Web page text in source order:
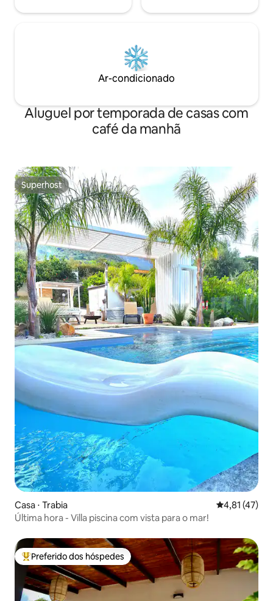
Ar-condicionado
Aluguel por temporada de casas com
café da manhã
Superhost
Superhost
Casa ⋅ Trabia 4,81 de uma
4,81 (47)
Última hora - Villa piscina com vista para o mar!
Entre os melhores preferidos dos hóspedes
Preferido dos hóspedes